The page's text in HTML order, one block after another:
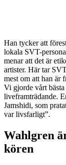
Han tycker att
lokala SVT-
menar att det är
artister. Här tar
mest om att han är
Vi gjorde vårt
liveframträdande.
Jamshidi, som
var livsfarligt”.
Wahlgren
kören